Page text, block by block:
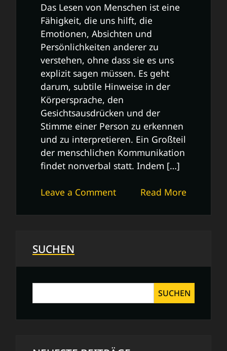
Das Lesen von Menschen ist eine
Fähigkeit, die uns hilft, die
Emotionen, Absichten und
Persönlichkeiten anderer zu
verstehen, ohne dass sie es uns
explizit sagen müssen. Es geht
darum, subtile Hinweise in der
Körpersprache, den
Gesichtsausdrücken und der
Stimme einer Person zu erkennen
und zu interpretieren. Ein Großteil
der menschlichen Kommunikation
findet nonverbal statt. Indem […]
Read More
Leave a Commenton
Kunst,
Verborgene
Signale
verstehen
SUCHEN
SUCHEN